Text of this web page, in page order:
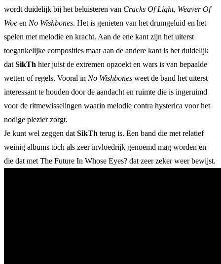
wordt duidelijk bij het beluisteren van Cracks Of Light, Weaver Of
Woe en No Wishbones. Het is genieten van het drumgeluid en het
spelen met melodie en kracht. Aan de ene kant zijn het uiterst
toegankelijke composities maar aan de andere kant is het duidelijk
dat SikTh hier juist de extremen opzoekt en wars is van bepaalde
wetten of regels. Vooral in No Wishbones weet de band het uiterst
interessant te houden door de aandacht en ruimte die is ingeruimd
voor de ritmewisselingen waarin melodie contra hysterica voor het
nodige plezier zorgt.
Je kunt wel zeggen dat SikTh terug is. Een band die met relatief
weinig albums toch als zeer invloedrijk genoemd mag worden en
die dat met The Future In Whose Eyes? dat zeer zeker weer bewijst.